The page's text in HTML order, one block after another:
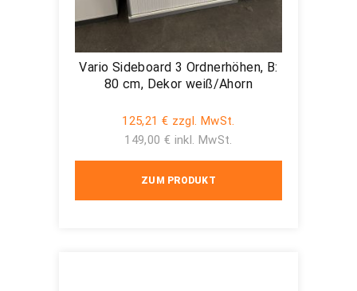
Vario Sideboard 3 Ordnerhöhen, B:
80 cm, Dekor weiß/Ahorn
125,21 € zzgl. MwSt.
149,00 € inkl. MwSt.
ZUM PRODUKT